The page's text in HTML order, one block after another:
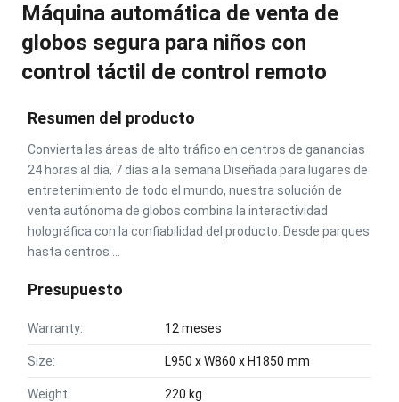
Máquina automática de venta de
globos segura para niños con
control táctil de control remoto
Resumen del producto
Convierta las áreas de alto tráfico en centros de ganancias
24 horas al día, 7 días a la semana Diseñada para lugares de
entretenimiento de todo el mundo, nuestra solución de
venta autónoma de globos combina la interactividad
holográfica con la confiabilidad del producto. Desde parques
hasta centros ...
Presupuesto
Warranty: 12 meses
Size: L950 x W860 x H1850 mm
Weight: 220 kg